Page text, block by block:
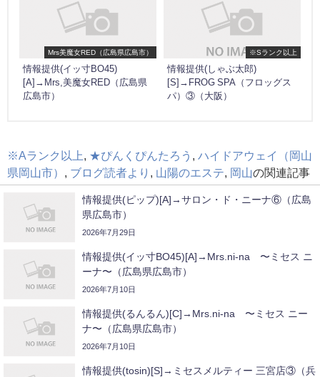
Mrs美魔女RED（広島県広島市）
情報提供(イッ寸BO45)
[A]→Mrs,美魔女RED（広島県
広島市）
※Sランク以上
情報提供(しゃぶ太郎)
[S]→FROG SPA（フロッグス
パ）③（大阪）
※Aランク以上 ★ぴんくぴんたろう
ハイドアウェイ（岡山
県岡山市）
ブログ読者より 山陽のエステ 岡山の関連記事
情報提供(ピップ)[A]→サロン・ド・ニーナ⑥（広島
県広島市）
2026年7月29日
情報提供(イッ寸BO45)[A]→Mrs.ni-na 〜ミセス ニ
ーナ〜（広島県広島市）
2026年7月10日
情報提供(るんるん)[C]→Mrs.ni-na 〜ミセス ニー
ナ〜（広島県広島市）
2026年7月10日
情報提供(tosin)[S]→ミセスメルティー 三宮店③（兵